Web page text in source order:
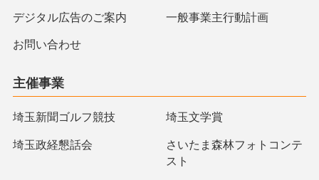
デジタル広告のご案内 一般事業主行動計画
お問い合わせ
主催事業
埼玉新聞ゴルフ競技 埼玉文学賞
埼玉政経懇話会
さいたま森林フォトコンテ
スト